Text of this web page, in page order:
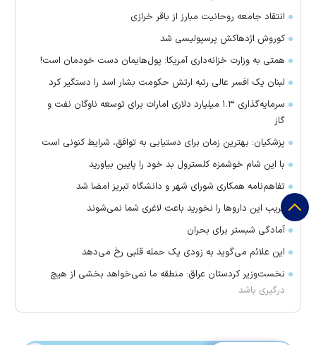
انتقاد جامعه روحانیت مبارز از باقر خرازی
کوروش اژدهاکش پرسپولیسی شد
همتی به وزارت خزانه‌داری آمریکا: پول‌هایمان دست خودمان است!
لبنان یک افسر عالی رتبه ارتش حکومت بشار اسد را دستگیر کرد
سرمایه‌گذاری ۱.۳ میلیارد دلاری امارات برای توسعه ناوگان نفت و
گاز
پزشکیان: بهترین زمان برای دستیابی به توافق، شرایط کنونی است
با این شام خوشمزه کلسترول بد خود را پایین بیاورید
تفاهم‌نامه همکاری شورای شهر و دانشگاه تبریز امضا شد
فریب این دارو‌ها را نخورید باعث لاغری شما نمی‌شوند
آمادگی شبستر برای بحران
این علائم می‌گوید به زودی یک حمله قلبی رخ می‌دهد
نخست‌وزیر کردستان عراق: منطقه ما نمی‌خواهد بخشی از هیچ
درگیری باشد